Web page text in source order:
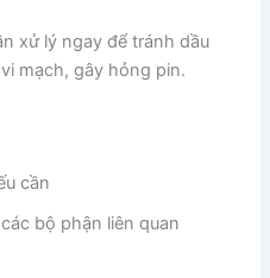
xử lý ngay để tránh dầu
mạch, gây hỏng pin.
cần
bộ phận liên quan